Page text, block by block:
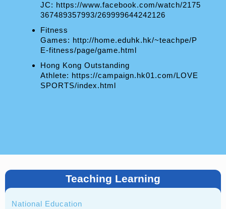
JC: https://www.facebook.com/watch/2175
367489357993/269999644242126
Fitness
Games: http://home.eduhk.hk/~teachpe/P
E-fitness/page/game.html
Hong Kong Outstanding
Athlete: https://campaign.hk01.com/LOVE
SPORTS/index.html
Teaching Learning
National Education